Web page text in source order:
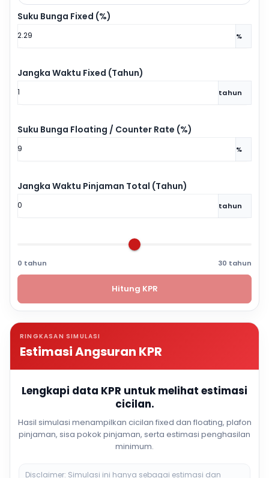
Suku Bunga Fixed (%)
%
Jangka Waktu Fixed (Tahun)
tahun
Suku Bunga Floating / Counter Rate (%)
%
Jangka Waktu Pinjaman Total (Tahun)
tahun
0 tahun 30 tahun
Hitung KPR
RINGKASAN SIMULASI
Estimasi Angsuran KPR
Lengkapi data KPR untuk melihat estimasi
cicilan.
Hasil simulasi menampilkan cicilan fixed dan floating, plafon
pinjaman, sisa pokok pinjaman, serta estimasi penghasilan
minimum.
Disclaimer: Simulasi ini hanya sebagai estimasi dan